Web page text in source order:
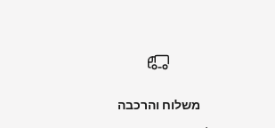
משלוח והרכבה